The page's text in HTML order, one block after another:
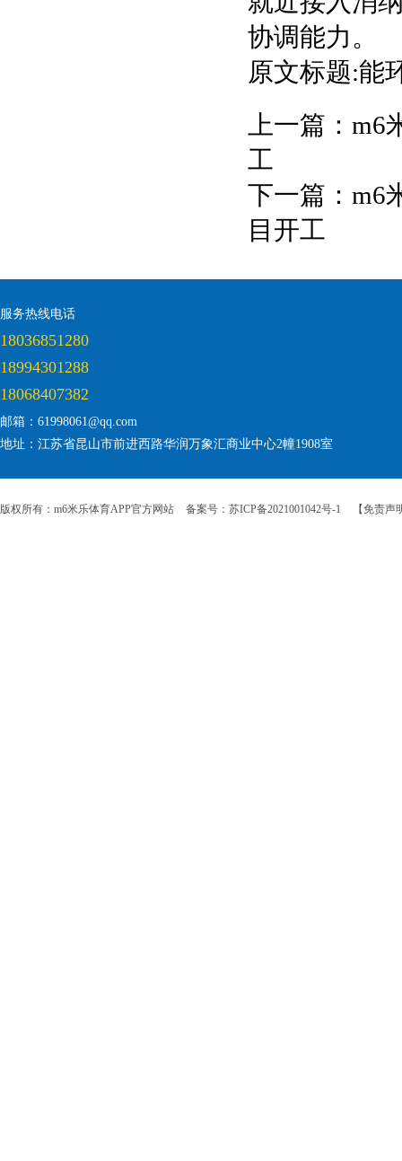
协调能力。
原文标题:能
上一篇： m6
工
下一篇： m6
目开工
服务热线电话
18036851280
18994301288
18068407382
邮箱：61998061@qq.com
地址：江苏省昆山市前进西路华润万象汇商业中心2幢1908室
版权所有：m6米乐体育APP官方网站 备案号：苏ICP备2021001042号-1 【免责声